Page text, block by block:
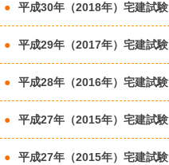
平成30年（2018年）宅建試験
平成29年（2017年）宅建試験
平成28年（2016年）宅建試験
平成27年（2015年）宅建試験
平成27年（2015年）宅建試験